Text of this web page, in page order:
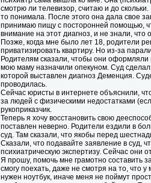
смотрю ли телевизор, считаю и до
то понимала. После этого она дала свое
принимаю пищу с посторонней помощью,
внимание на этот диагноз, и не знали, что
Позже, когда мне было лет 18, родители
приватизировать квартиру. Но из-за
Родителям сказали, чтобы они оформляли
мою маму назначили опекуном. Суд сделал
которой выставлен диагноз Деменция.
проводилась.
Сейчас юристы в интернете объяснили,
за людей с физическими недостатками
рукоприказчик.
Теперь я хочу восстановить свою
поставлен неверно. Родители ездили в
суд. Там сказали, что якобы перед
Сказали, что подавайте заявление в суд,
психиатрическую экспертизу. Сейчас они
Я прошу, помочь мне грамотно составить
смогу поехать, даже не смотря на то, что
нужен ноутбук, иначе меня не поймут